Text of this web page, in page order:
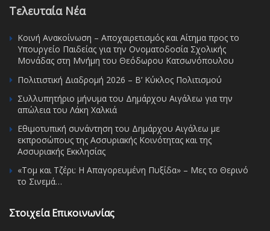
Τελευταία Νέα
Κοινή Ανακοίνωση – Αποχαιρετισμός και Αίτημα προς το
Υπουργείο Παιδείας για την Ονοματοδοσία Σχολικής
Μονάδας στη Μνήμη του Θεόδωρου Κατσωνόπουλου
Πολιτιστική Διαδρομή 2026 – Β’ Κύκλος Πολιτισμού
Συλλυπητήριο μήνυμα του Δημάρχου Αιγάλεω για την
απώλεια του Λάκη Χαλκιά
Εθιμοτυπική συνάντηση του Δημάρχου Αιγάλεω με
εκπροσώπους της Ασσυριακής Κοινότητας και της
Ασσυριακής Εκκλησίας
«Τομ και Τζέρι: Η Απαγορευμένη Πυξίδα» – Μες το Θερινό
το Σινεμά…
Στοιχεία Επικοινωνίας